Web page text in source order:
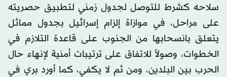
سلاحه كشرط للتوصل لجدول زمني لتطبيق حصريته
على مراحل، في موازاة إلزام إسرائيل بجدول مماثل
يتعلق بانسحابها من الجنوب على قاعدة التلازم في
الخطوات، وصولاً للاتفاق على ترتيبات أمنية لإنهاء حال
الحرب بين البلدين، ومن ثم لا يكفي، كما أورد بري في